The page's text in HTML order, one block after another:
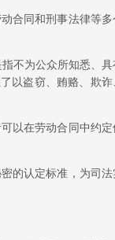
合同和刑事法律等多
不为公众所知悉、具
以盗窃、贿赂、欺诈
以在劳动合同中约定
的认定标准，为司法